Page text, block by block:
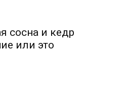
сосна и кедр
или это